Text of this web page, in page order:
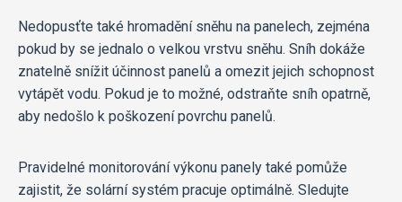
Nedopusťte také hromadění sněhu na panelech, zejména
pokud by se jednalo o velkou vrstvu sněhu. Sníh dokáže
znatelně snížit účinnost panelů a omezit jejich schopnost
vytápět vodu. Pokud je to možné, odstraňte sníh opatrně,
aby nedošlo k poškození povrchu panelů.
Pravidelné monitorování výkonu panely také pomůže
zajistit, že solární systém pracuje optimálně. Sledujte